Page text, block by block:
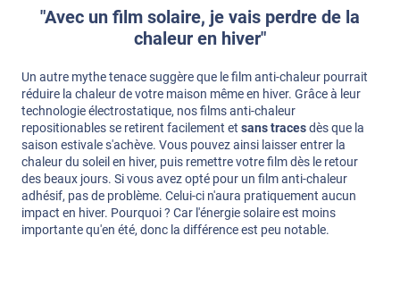
"Avec un film solaire, je vais perdre de la
chaleur en hiver"
Un autre mythe tenace suggère que le film anti-chaleur pourrait
réduire la chaleur de votre maison même en hiver. Grâce à leur
technologie électrostatique, nos films anti-chaleur
repositionables se retirent facilement et sans tracesdès que la
saison estivale s'achève. Vous pouvez ainsi laisser entrer la
chaleur du soleil en hiver, puis remettre votre film dès le retour
des beaux jours. Si vous avez opté pour un film anti-chaleur
adhésif, pas de problème. Celui-ci n'aura pratiquement aucun
impact en hiver. Pourquoi ? Car l'énergie solaire est moins
importante qu'en été, donc la différence est peu notable.